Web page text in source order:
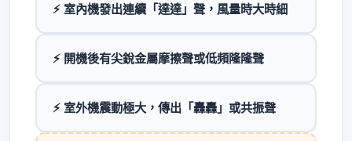
⚡ 室內機發出連續「達達」聲，風量時大時細
⚡ 開機後有尖銳金屬摩擦聲或低頻隆隆聲
⚡ 室外機震動極大，傳出「轟轟」或共振聲